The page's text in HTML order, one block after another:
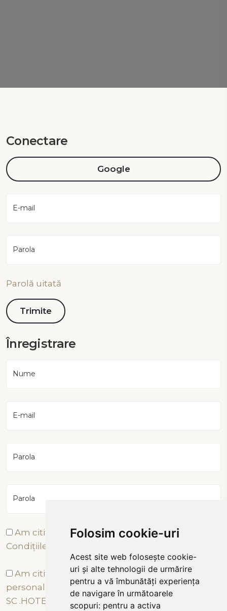
Folosim cookie-uri
Acest site web folosește cookie-
uri și alte tehnologii de urmărire
pentru a vă îmbunătăți experiența
de navigare în următoarele
scopuri: pentru a activa
Conectare
Google
E-mail
Parola
Parolă uitată
Înregistrare
Nume
E-mail
Parola
Parola
Am citit și sunt de acord cu Termenii și
Condițiile
Am citit și sunt de acord cu prelucrarea datelor
personale conform Politicii de Confidențialitate a
SC .HOTEL TÂRNAVA 2000 SRL